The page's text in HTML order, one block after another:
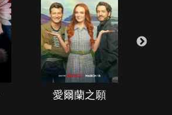
愛爾蘭之願